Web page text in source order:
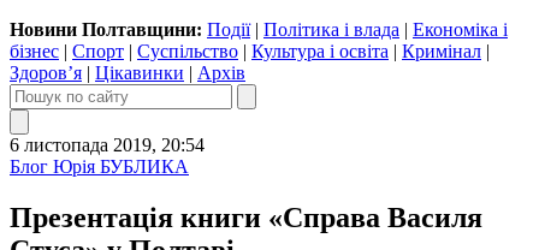
Новини Полтавщини: Події| Політика і влада | Економіка і
бізнес | Спорт | Суспільство | Культура і освіта | Кримінал |
Здоров’я | Цікавинки | Архів
6 листопада 2019, 20:54
Блог Юрія БУБЛИКА
Презентація книги «Справа Василя